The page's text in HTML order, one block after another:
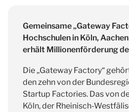
Gemeinsame „Gateway
Hochschulen in Köln,
erhält Millionenförderung
Die „Gateway Factory“
den zehn von der
Startup Factories. Das von
Köln, der Rheinisch-